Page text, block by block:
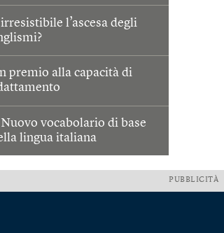
irresistibile l’ascesa degli
premio alla capacità di
vocabolario di base
lingua italiana
PUBBLICITÀ